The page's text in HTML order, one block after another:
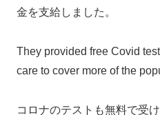
金を支給しました。
They provided free Covid
care to cover more of the
コロナのテストも無料で受